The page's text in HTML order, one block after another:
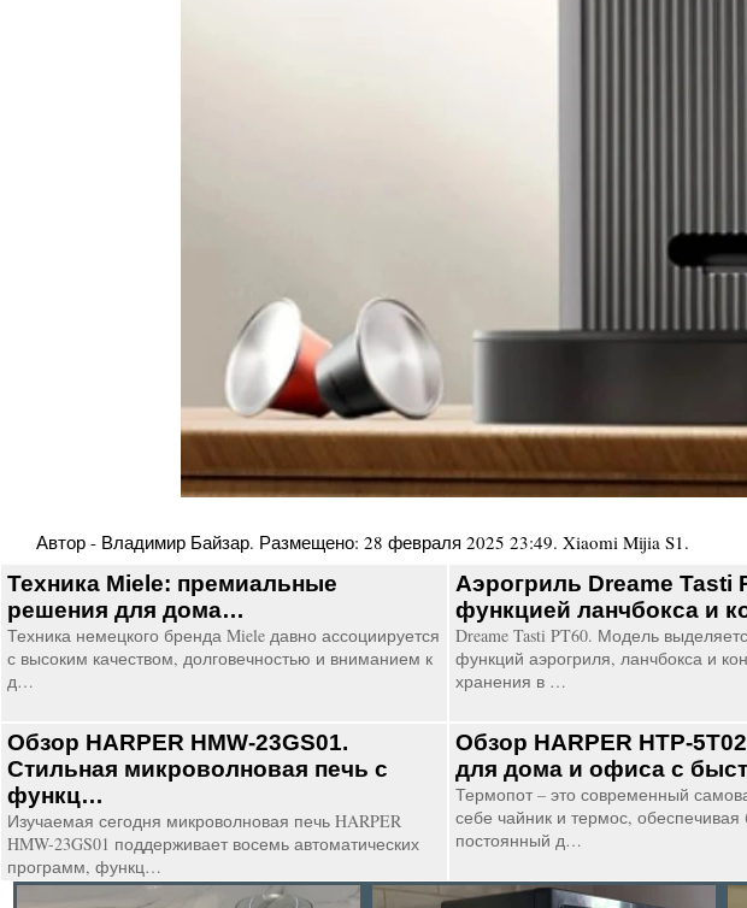
Автор - Владимир Байзар. Размещено: 28 февраля 2025 23:49. Xiaomi Mijia S1.
Техника Miele: премиальные
решения для дома…
Техника немецкого бренда Miele давно ассоциируется
с высоким качеством, долговечностью и вниманием к
д…
Аэрогриль Dreame Tasti
функцией ланчбокса и
Dreame Tasti PT60. Модель
функций аэрогриля, ланчбокса и
хранения в …
Обзор HARPER HMW-23GS01.
Стильная микроволновая печь с
функц…
Изучаемая сегодня микроволновая печь HARPER
HMW-23GS01 поддерживает восемь автоматических
программ, функц…
Обзор HARPER HTP-
для дома и офиса с
Термопот – это современный
себе чайник и термос,
постоянный д…